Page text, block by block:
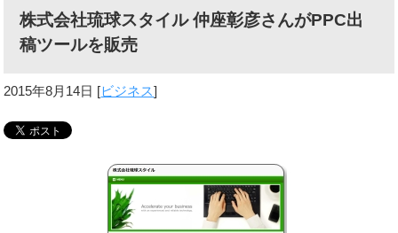
株式会社琉球スタイル 仲座彰彦さんがPPC出
稿ツールを販売
2015年8月14日 [ビジネス]